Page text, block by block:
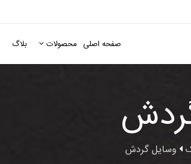
صفحه اصلی محصولات بلاگ
وسایل گردش